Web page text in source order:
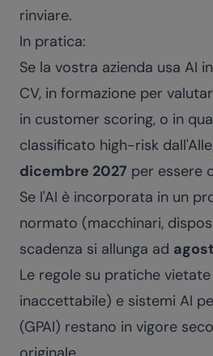
rinviare.
In pratica:
Se la vostra azienda usa AI
CV, in formazione per
in customer scoring, o in
classificato high-risk
dicembre 2027 per essere
Se l'AI è incorporata in un
normato (macchinari,
scadenza si allunga ad
Le regole su pratiche
inaccettabile) e sistemi AI
(GPAI) restano in vigore